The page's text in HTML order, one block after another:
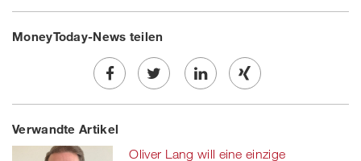
MoneyToday-News teilen
Share
on
Twe
Share Share
Verwandte Artikel
Oliver Lang will eine einzige